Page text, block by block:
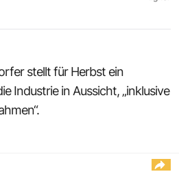
stellt für Herbst ein
Industrie in Aussicht, „inklusive